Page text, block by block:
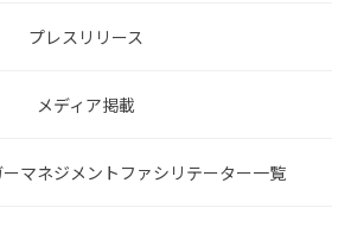
プレスリリース
メディア掲載
マネジメントファシリテーター一覧